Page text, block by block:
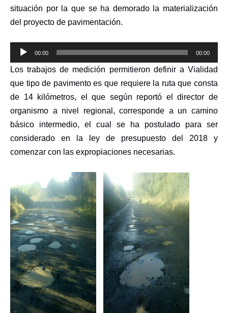
situación por la que se ha demorado la materialización
del proyecto de pavimentación.
Reproductor
de
audio
00:00 00:00
Los trabajos de medición permitieron definir a Vialidad
que tipo de pavimento es que requiere la ruta que consta
de 14 kilómetros, el que según reportó el director de
organismo a nivel regional, corresponde a un camino
básico intermedio, el cual se ha postulado para ser
considerado en la ley de presupuesto del 2018 y
comenzar con las expropiaciones necesarias.